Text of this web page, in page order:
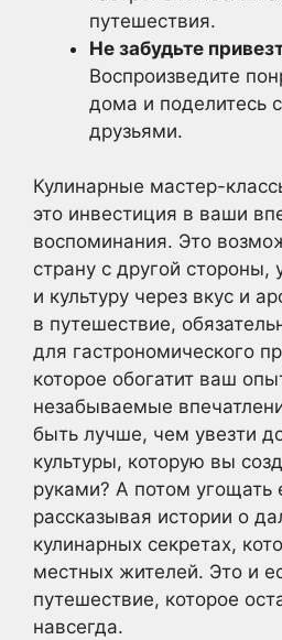
путешествия.
Не забудьте
Воспроизведите
дома и поделитесь
друзьями.
Кулинарные мастер-
это инвестиция в ваши
воспоминания. Это
страну с другой стороны,
и культуру через вкус и
в путешествие,
для гастрономического
которое обогатит ваш
незабываемые
быть лучше, чем увезти
культуры, которую вы
руками? А потом угощать
рассказывая истории о
кулинарных секретах,
местных жителей. Это и
путешествие, которое
навсегда.